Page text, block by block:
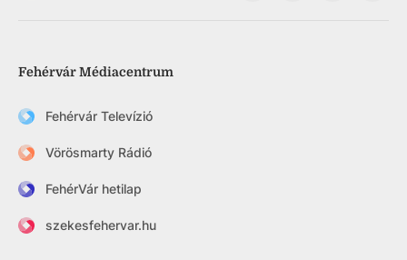
Fehérvár Médiacentrum
Fehérvár Televízió
Vörösmarty Rádió
FehérVár hetilap
szekesfehervar.hu